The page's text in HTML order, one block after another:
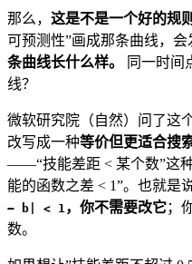
那么， 这是不是一个好的规
可预测性”画成那条曲线，会
条曲线长什么样。
同一时间
线？
微软研究院（自然）问了这
改写成一种等价但更适合搜
——“技能差距 < 某个数”这
能的函数之差 < 1”。也就是说
− b| < 1 ，你不需要改它；
数。